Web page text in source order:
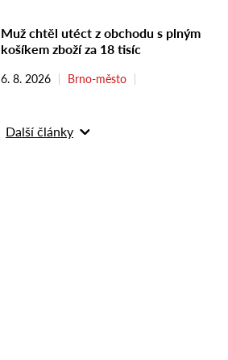
Muž chtěl utéct z obchodu s plným
košíkem zboží za 18 tisíc
6. 8. 2026 Brno-město
Další články